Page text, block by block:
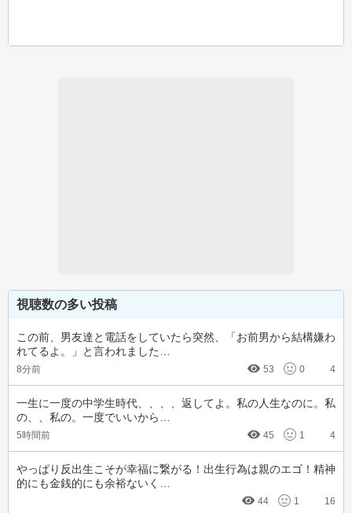
視聴数の多い投稿
この前、男友達と電話をしていたら突然、「お前男から結構嫌わ
れてるよ。」と言われました…
8分前 53 0 4
一生に一度の中学生時代、、、、返してよ。私の人生なのに。私
の、、私の。一度でいいから…
5時間前 45 1 4
やっぱり反出生こそが幸福に繋がる！出生行為は親のエゴ！精神
的にも金銭的にも余裕ないく…
44 1 16